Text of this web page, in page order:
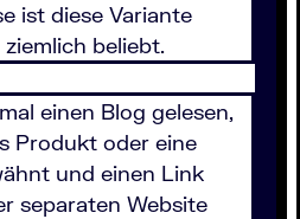
ist diese Variante
beliebt.
einen Blog gelesen,
Produkt oder eine
und einen Link
separaten Website